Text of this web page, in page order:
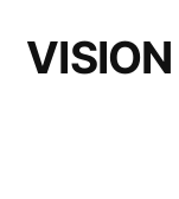
VISION